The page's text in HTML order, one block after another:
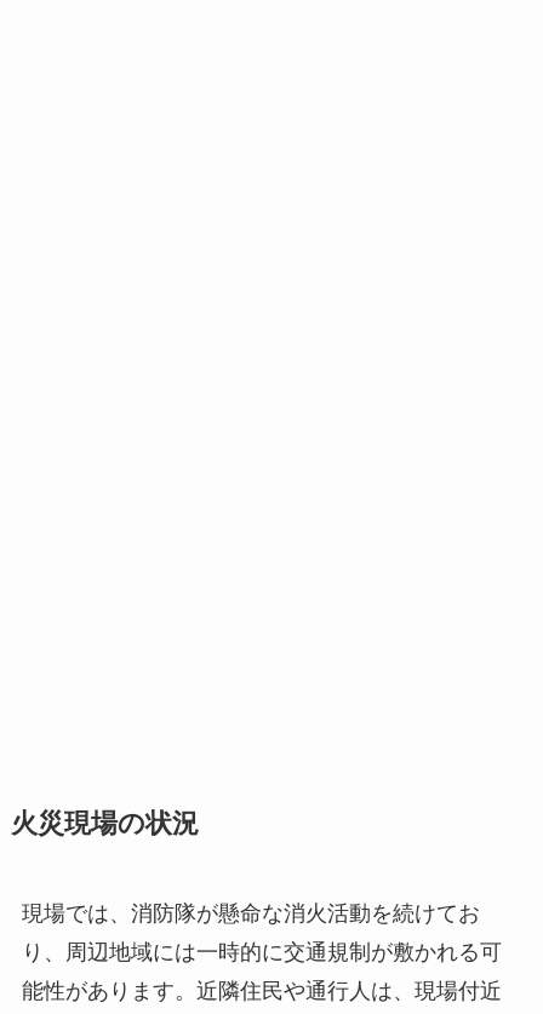
火災現場の状況
現場では、消防隊が懸命な消火活動を続けてお
り、周辺地域には一時的に交通規制が敷かれる可
能性があります。近隣住民や通行人は、現場付近